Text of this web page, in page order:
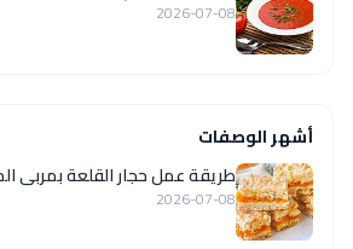
2026-07-08
أشهر الوصفات
طريقة عمل حجار القلعة
2026-07-08